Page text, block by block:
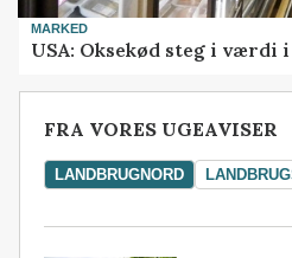
MARKED
USA: Oksekød steg i værdi
FRA VORES UGEAVISER
LANDBRUGNORD